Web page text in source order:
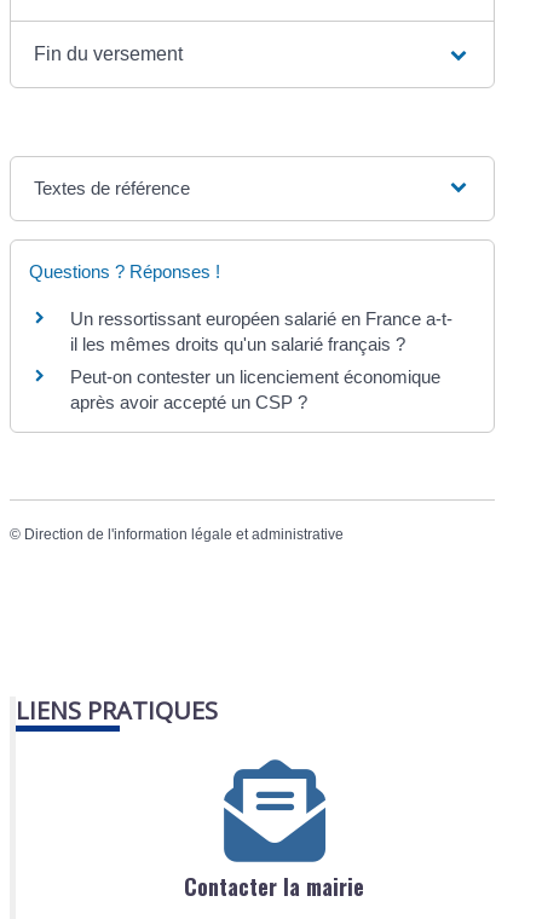
Fin du versement
Textes de référence
Questions ? Réponses !
Un ressortissant européen salarié en France a-t-
il les mêmes droits qu'un salarié français ?
Peut-on contester un licenciement économique
après avoir accepté un CSP ?
© Direction de l'information légale et administrative
LIENS PRATIQUES
Contacter la mairie